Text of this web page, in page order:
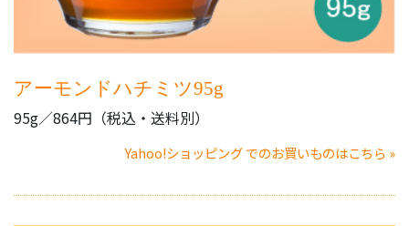
アーモンドハチミツ95g
95g／864円（税込・送料別）
Yahoo!ショッピング でのお買いものはこちら »